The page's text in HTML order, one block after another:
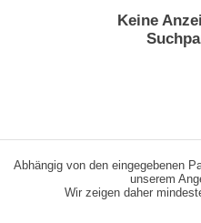
Keine
Abhängig von den eingegebenen
unserem
Wir zeigen daher